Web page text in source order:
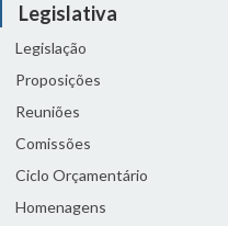
Legislativa
Legislação
Proposições
Reuniões
Comissões
Ciclo Orçamentário
Homenagens